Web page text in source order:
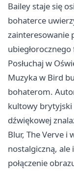
Bailey staje się
bohaterce
zainteresowanie
Posłuchaj w
Muzyka w Bird
bohaterom.
kultowy brytyjski
dźwiękowej
Blur, The Verve i
nostalgiczną,
połączenie